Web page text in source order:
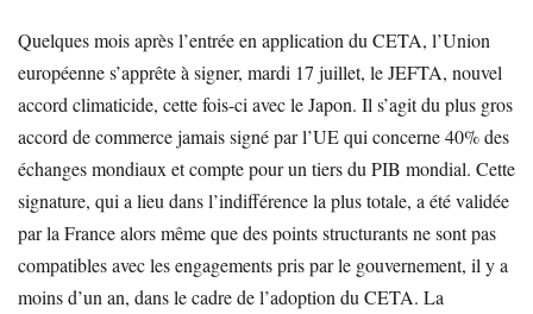
Quelques mois après l’entrée en application du CETA, l’Union
européenne s’apprête à signer, mardi 17 juillet, le JEFTA, nouvel
accord climaticide, cette fois-ci avec le Japon. Il s’agit du plus gros
accord de commerce jamais signé par l’UE qui concerne 40% des
échanges mondiaux et compte pour un tiers du PIB mondial. Cette
signature, qui a lieu dans l’indifférence la plus totale, a été validée
par la France alors même que des points structurants ne sont pas
compatibles avec les engagements pris par le gouvernement, il y a
moins d’un an, dans le cadre de l’adoption du CETA. La